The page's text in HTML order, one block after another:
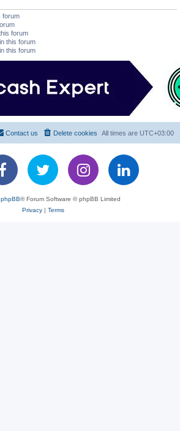
forum
forum
this forum
this forum
All times are UTC+03:00
Delete cookies
Contact us
phpBB® Forum Software © phpBB Limited
Privacy| Terms